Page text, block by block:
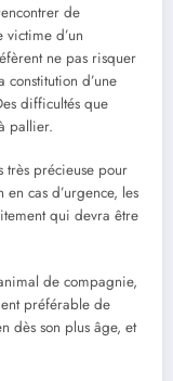
de
victime d’un
ne pas risquer
d’une
difficultés que
pallier.
très précieuse pour
cas d’urgence, les
qui devra être
de compagnie,
préférable de
dès son plus âge, et